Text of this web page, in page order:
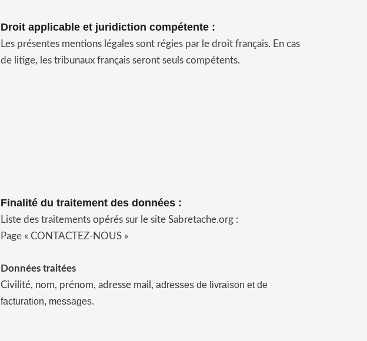
Droit applicable et juridiction compétente :
Les présentes mentions légales sont régies par le droit français. En cas
de litige, les tribunaux français seront seuls compétents.
Finalité du traitement des données :
Liste des traitements opérés sur le site Sabretache.org :
Page « CONTACTEZ-NOUS »
Données traitées
Civilité, nom, prénom, adresse mail,adresses de livraison et de
facturation, messages.